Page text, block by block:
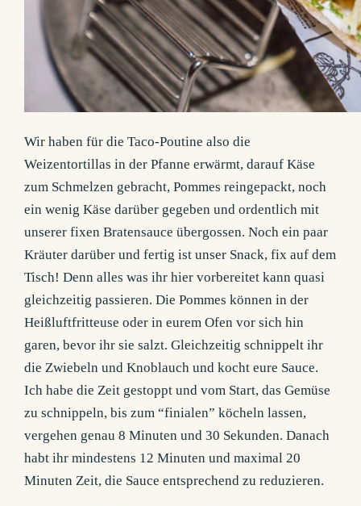
Wir haben für die Taco-Poutine also die
Weizentortillas in der Pfanne erwärmt, darauf Käse
zum Schmelzen gebracht, Pommes reingepackt, noch
ein wenig Käse darüber gegeben und ordentlich mit
unserer fixen Bratensauce übergossen. Noch ein paar
Kräuter darüber und fertig ist unser Snack, fix auf dem
Tisch! Denn alles was ihr hier vorbereitet kann quasi
gleichzeitig passieren. Die Pommes können in der
Heißluftfritteuse oder in eurem Ofen vor sich hin
garen, bevor ihr sie salzt. Gleichzeitig schnippelt ihr
die Zwiebeln und Knoblauch und kocht eure Sauce.
Ich habe die Zeit gestoppt und vom Start, das Gemüse
zu schnippeln, bis zum “finialen” köcheln lassen,
vergehen genau 8 Minuten und 30 Sekunden. Danach
habt ihr mindestens 12 Minuten und maximal 20
Minuten Zeit, die Sauce entsprechend zu reduzieren.